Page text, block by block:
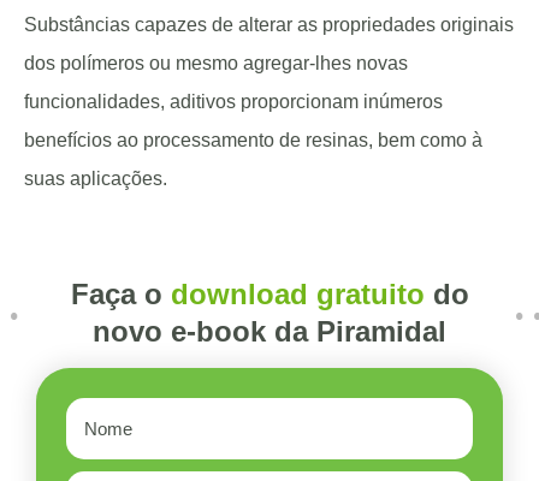
Substâncias capazes de alterar as propriedades originais
dos polímeros ou mesmo agregar-lhes novas
funcionalidades, aditivos proporcionam inúmeros
benefícios ao processamento de resinas, bem como à
suas aplicações.
Faça o download gratuito do
novo e-book da Piramidal